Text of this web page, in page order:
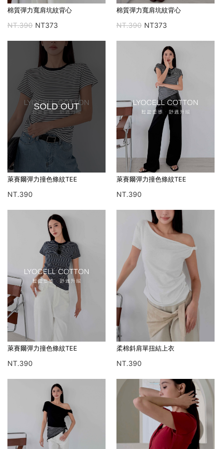
棉質彈力寬肩坑紋背心
NT.390 NT373
棉質彈力寬肩坑紋背心
NT.390 NT373
SOLD OUT
萊賽爾彈力撞色條紋TEE
NT.390
萊賽爾彈力撞色條紋TEE
NT.390
萊賽爾彈力撞色條紋TEE
NT.390
柔棉斜肩單扭結上衣
NT.390